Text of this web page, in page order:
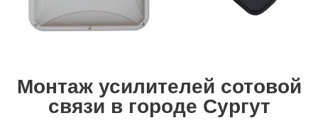
Монтаж усилителей сотовой
связи в городе Сургут